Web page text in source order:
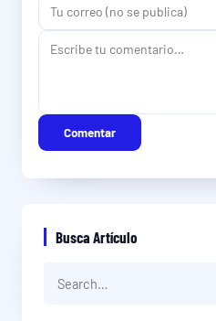
Comentar
Busca Artículo